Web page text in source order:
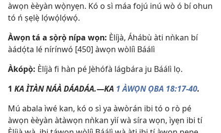
àwọn èèyàn wọ̀nyẹn. Kó o sì máa fojú inú wò ó bí ohun
tó ń ṣẹlẹ̀ lọ́wọ́lọ́wọ́.
Àwọn tá a sọ̀rọ̀ nípa wọn: Èlíjà, Áhábù àti nǹkan bí
àádọ́ta lé nírínwó [450] àwọn wòlíì Báálì
Àkópọ̀: Èlíjà fi hàn pé Jèhófà lágbára ju Báálì lọ.
1 KA ÌTÀN NÁÀ DÁADÁA.—KA 1 ÀWỌN ỌBA 18:17-40.
Mú abala ìwé kan, kó o sì ya àwòrán ibi tó o rò pé
àwọn èèyàn àtàwọn nǹkan yìí wà síra wọn, ìyẹn ibi tí